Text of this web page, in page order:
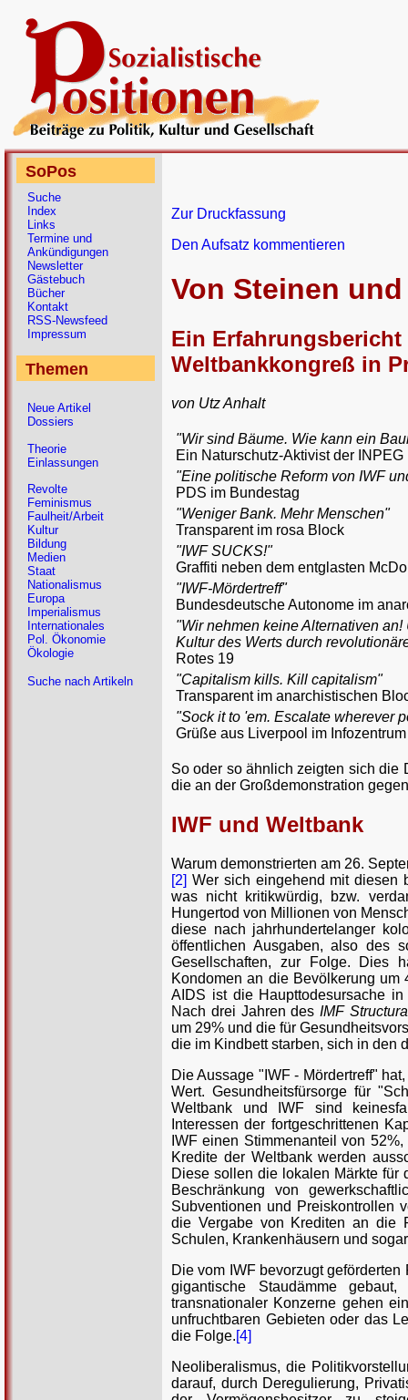
Zur Druckfassung
Den Aufsatz kommentieren
Von Steinen
Ein
Weltbankkongreß in
von Utz Anhalt
"Wir sind Bäume. Wie kann ein
Ein Naturschutz-Aktivist der INPEG
"Eine politische Reform von IWF
PDS im Bundestag
"Weniger Bank. Mehr Menschen"
Transparent im rosa Block
"IWF SUCKS!"
Graffiti neben dem entglasten
"IWF-Mördertreff"
Bundesdeutsche Autonome im
"Wir nehmen keine Alternativen
Kultur des Werts durch
Rotes 19
"Capitalism kills. Kill capitalism"
Transparent im anarchistischen
"Sock it to 'em. Escalate wherever
Grüße aus Liverpool im Infozentrum
So oder so ähnlich zeigten sich die
die an der Großdemonstration
IWF und Weltbank
Warum demonstrierten am 26.
[2] Wer sich eingehend mit diesen
was nicht kritikwürdig, bzw.
Hungertod von Millionen von
diese nach jahrhundertelanger
öffentlichen Ausgaben, also des
Gesellschaften, zur Folge. Dies
Kondomen an die Bevölkerung um
AIDS ist die Haupttodesursache
Nach drei Jahren des IMF
um 29% und die für
die im Kindbett starben, sich in den
Die Aussage "IWF - Mördertreff"
Wert. Gesundheitsfürsorge für
Weltbank und IWF sind
Interessen der fortgeschrittenen
IWF einen Stimmenanteil von
Kredite der Weltbank werden
Diese sollen die lokalen Märkte für
Beschränkung von
Subventionen und Preiskontrollen
die Vergabe von Krediten an die
Schulen, Krankenhäusern und
Die vom IWF bevorzugt
gigantische Staudämme
transnationaler Konzerne gehen
unfruchtbaren Gebieten oder das
die Folge.[4]
Neoliberalismus, die
darauf, durch Deregulierung,
SoPos
Suche
Index
Links
Termine und
Ankündigungen
Newsletter
Gästebuch
Bücher
Kontakt
RSS-Newsfeed
Impressum
Themen
Neue Artikel
Dossiers
Theorie
Einlassungen
Revolte
Feminismus
Faulheit/Arbeit
Kultur
Bildung
Medien
Staat
Nationalismus
Europa
Imperialismus
Internationales
Pol. Ökonomie
Ökologie
Suche nach Artikeln